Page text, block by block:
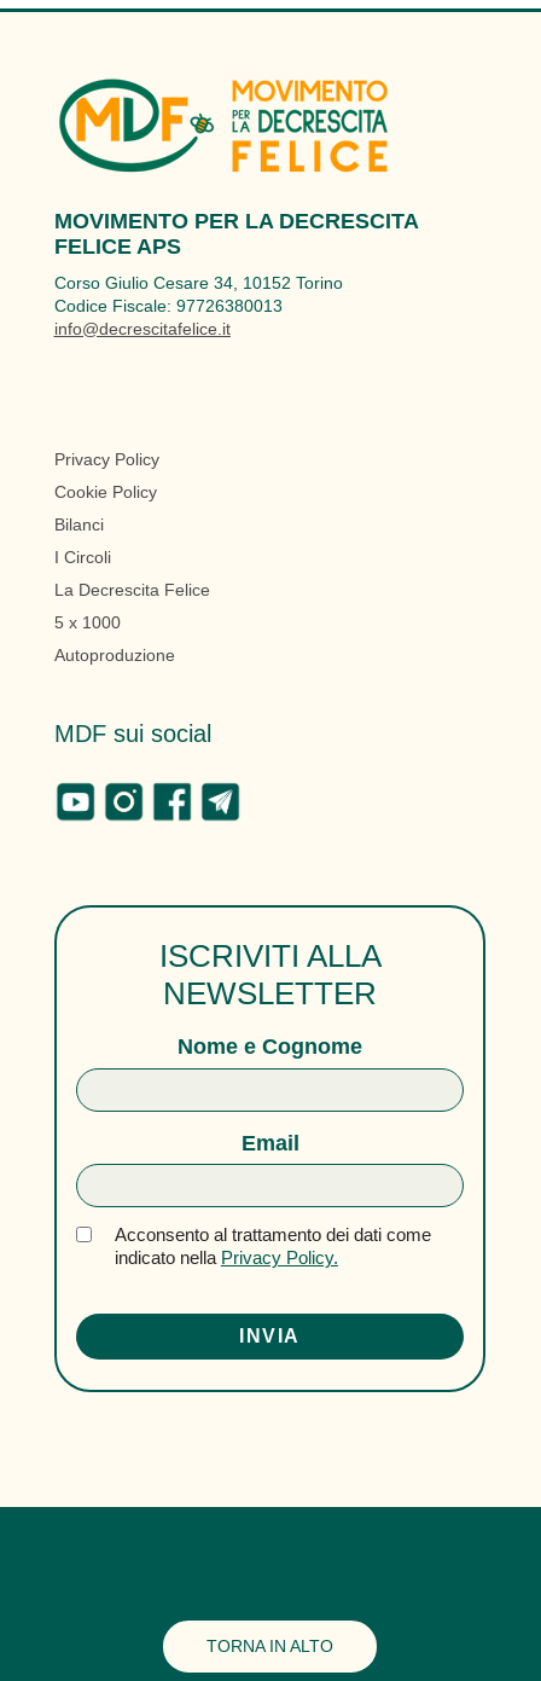
MOVIMENTO PER LA DECRESCITA
FELICE APS
Corso Giulio Cesare 34, 10152 Torino
Codice Fiscale: 97726380013
info@decrescitafelice.it
Privacy Policy
Cookie Policy
Bilanci
I Circoli
La Decrescita Felice
5 x 1000
Autoproduzione
MDF sui social
ISCRIVITI ALLA
NEWSLETTER
Nome e Cognome
Email
Acconsento al trattamento dei dati come
indicato nella Privacy Policy.
TORNA IN ALTO